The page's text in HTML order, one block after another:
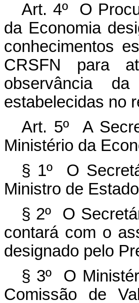
Art. 4º O
da Economia
conhecimentos
CRSFN para
observância
estabelecidas no
Art. 5º A
Ministério da
§ 1º O
Ministro de
§ 2º O
contará com o
designado pelo
§ 3º O
Comissão de